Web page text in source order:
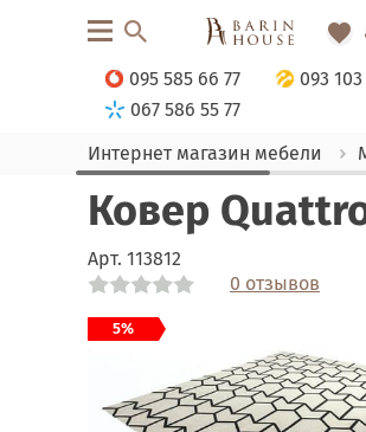
095 585 66 77
093 103
067 586 55 77
Интернет магазин мебели
Ковер
Арт. 113812
0 отзывов
5%
Link
Link
Link
Link